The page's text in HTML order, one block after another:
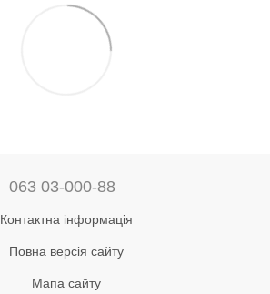
063 03-000-88
Контактна інформація
Повна версія сайту
Мапа сайту